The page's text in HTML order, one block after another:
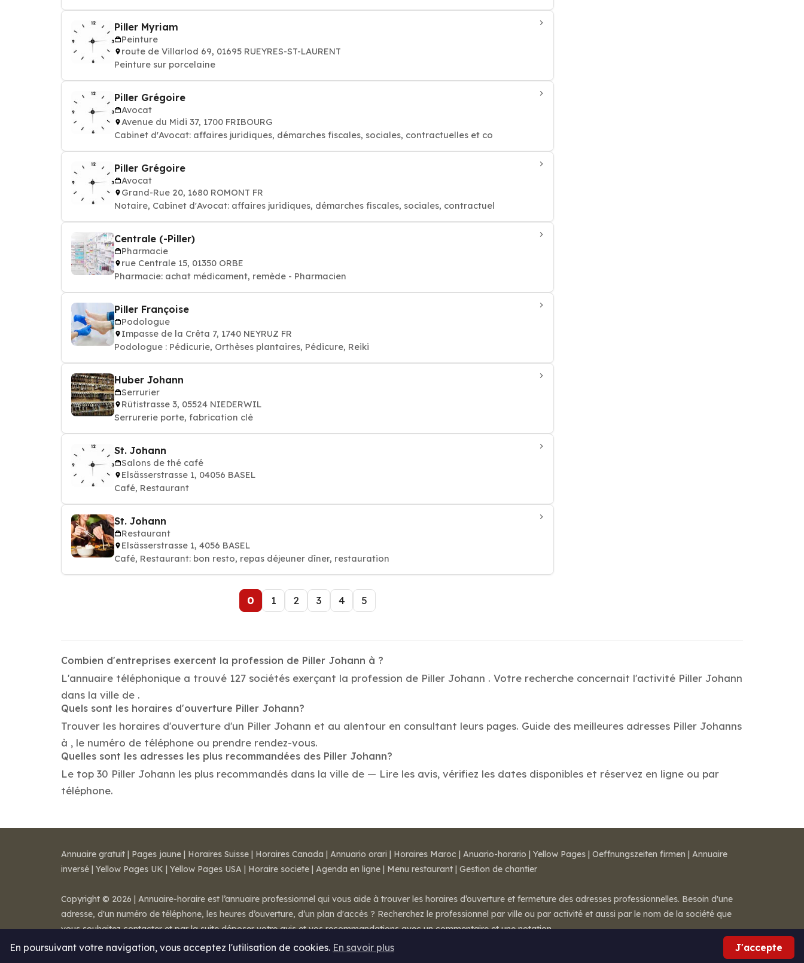
Piller Myriam
Peinture
route de Villarlod 69, 01695 RUEYRES-ST-LAURENT
Peinture sur porcelaine
Piller Grégoire
Avocat
Avenue du Midi 37, 1700 FRIBOURG
Cabinet d'Avocat: affaires juridiques, démarches fiscales, sociales, contractuelles et co
Piller Grégoire
Avocat
Grand-Rue 20, 1680 ROMONT FR
Notaire, Cabinet d'Avocat: affaires juridiques, démarches fiscales, sociales, contractuel
Centrale (-Piller)
Pharmacie
rue Centrale 15, 01350 ORBE
Pharmacie: achat médicament, remède - Pharmacien
Piller Françoise
Podologue
Impasse de la Crêta 7, 1740 NEYRUZ FR
Podologue : Pédicurie, Orthèses plantaires, Pédicure, Reiki
Huber Johann
Serrurier
Rütistrasse 3, 05524 NIEDERWIL
Serrurerie porte, fabrication clé
St. Johann
Salons de thé café
Elsässerstrasse 1, 04056 BASEL
Café, Restaurant
St. Johann
Restaurant
Elsässerstrasse 1, 4056 BASEL
Café, Restaurant: bon resto, repas déjeuner dîner, restauration
0 1 2 3 4 5
Combien d'entreprises exercent la profession de Piller Johann à ?
L'annuaire téléphonique a trouvé 127 sociétés exerçant la profession de Piller Johann . Votre recherche concernait l'activité Piller Johann
dans la ville de .
Quels sont les horaires d'ouverture Piller Johann?
Trouver les horaires d'ouverture d'un Piller Johann et au alentour en consultant leurs pages. Guide des meilleures adresses Piller Johanns
à , le numéro de téléphone ou prendre rendez-vous.
Quelles sont les adresses les plus recommandées des Piller Johann?
Le top 30 Piller Johann les plus recommandés dans la ville de — Lire les avis, vérifiez les dates disponibles et réservez en ligne ou par
téléphone.
En poursuivant votre navigation, vous acceptez l'utilisation de cookies. En savoir plus J'accepte
Annuaire gratuit | Pages jaune | Horaires Suisse | Horaires Canada | Annuario orari | Horaires Maroc | Anuario-horario | Yellow Pages | Oeffnungszeiten firmen | Annuaire
inversé | Yellow Pages UK | Yellow Pages USA | Horaire societe | Agenda en ligne | Menu restaurant | Gestion de chantier
Copyright © 2026 | Annuaire-horaire est l’annuaire professionnel qui vous aide à trouver les horaires d’ouverture et fermeture des adresses professionnelles. Besoin d'une
adresse, d'un numéro de téléphone, les heures d’ouverture, d’un plan d'accès ? Recherchez le professionnel par ville ou par activité et aussi par le nom de la société que
vous souhaitez contacter et par la suite déposer votre avis et vos recommandations avec un commentaire et une notation.
Mentions légales-Conditions de ventes- Contact